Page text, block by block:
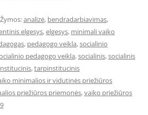
analizė, bendradarbiavimas,
elgesys,elgesys, minimali vaiko
, pedagogo veikla,socialinio
pedagogo veikla,socialinis,socialinis
,tarpinstitucinis
minimalios ir vidutinės priežiūros
priežiūros priemonės,vaiko priežiūros